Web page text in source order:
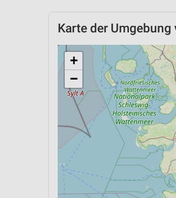
Karte der Umgebung
+
−